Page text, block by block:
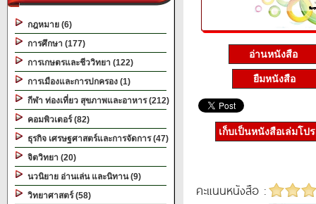
กฎหมาย (6)
การศึกษา (177)
การเกษตรและชีววิทยา (122)
การเมืองและการปกครอง (1)
กีฬา ท่องเที่ยว สุขภาพและอาหาร (212)
คอมพิวเตอร์ (82)
ธุรกิจ เศรษฐศาสตร์และการจัดการ (47)
จิตวิทยา (20)
นวนิยาย อ่านเล่น และนิทาน (9)
วิทยาศาสตร์ (58)
อ่านหนังสือ
ยืมหนังสือ
เก็บเป็นหนังสือเล่มโป
คะแนนหนังสือ :